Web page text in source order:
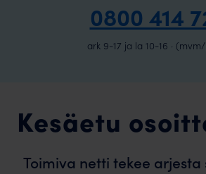
0800 414
ark 9-17 ja la 10-16 ·
Kesäetu
Toimiva netti tekee